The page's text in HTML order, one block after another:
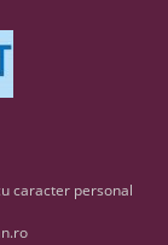
caracter personal